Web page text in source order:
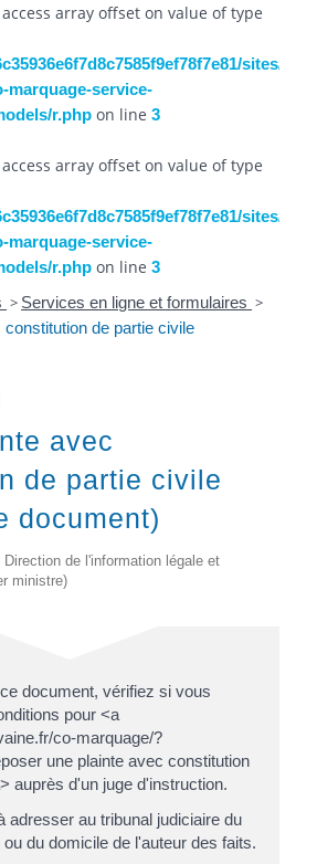
array offset on value of type
sites/
marquage-service-
r.phpon line 3
array offset on value of type
sites/
marquage-service-
r.phpon line 3
> Services en ligne et formulaires >
de partie civile
avec
de partie civile
document)
de l'information légale et
ministre)
document, vérifiez si vous
pour <a
co-marquage/?
une plainte avec constitution
auprès d'un juge d'instruction.
adresser au tribunal judiciaire du
du domicile de l'auteur des faits.